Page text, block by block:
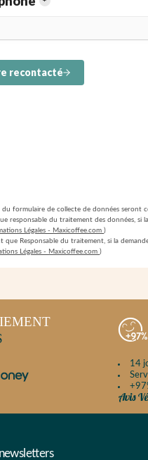
du formulaire de collecte de données seront
responsable du traitement des données, si
Légales - Maxicoffee.com )
que Responsable du traitement, si la
Légales - Maxicoffee.com )
14